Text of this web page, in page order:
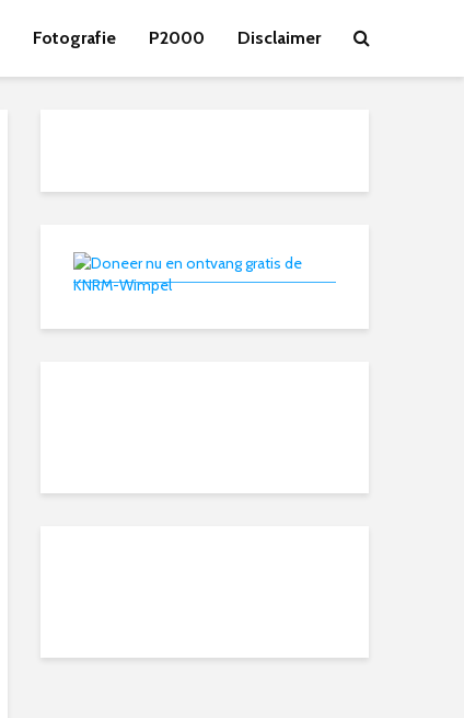
Fotografie P2000 Disclaimer